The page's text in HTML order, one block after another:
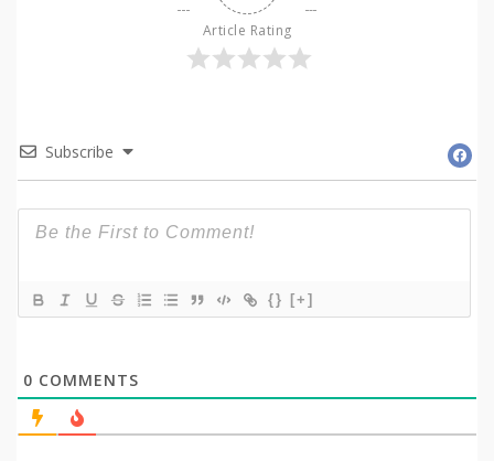
Article Rating
Subscribe
{} [+]
0 COMMENTS